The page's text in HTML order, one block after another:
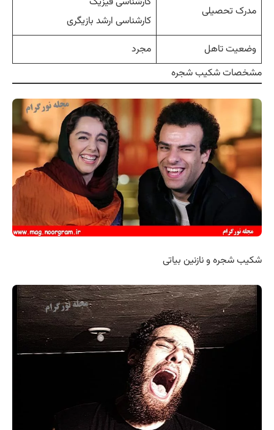
مدرک تحصیلی
کارشناسی ارشد بازیگری
وضعیت تاهل
مجرد
مشخصات شکیب شجره
شکیب شجره و نازنین بیاتی